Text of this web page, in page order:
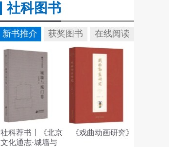
社科图书
新书推介 获奖图书 在线阅读
社科荐书丨《北京
文化通志·城墙与
《戏曲动画研究》